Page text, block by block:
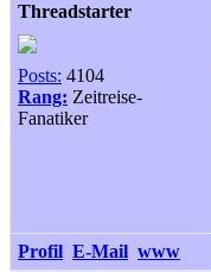
Threadstarter
Posts: 4104
Rang: Zeitreise-
Fanatiker
Profil E-Mail www